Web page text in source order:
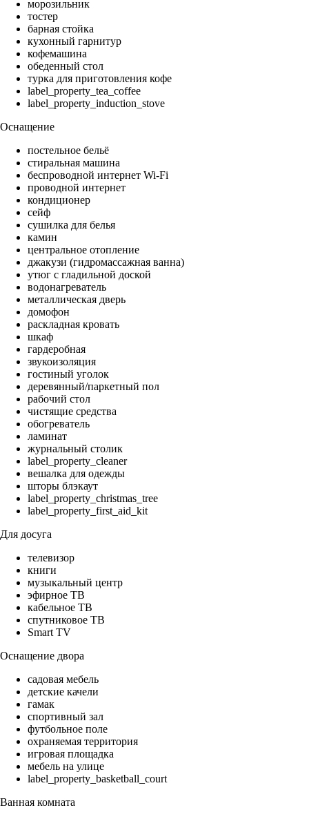
морозильник
тостер
барная стойка
кухонный гарнитур
кофемашина
обеденный стол
турка для приготовления кофе
label_property_tea_coffee
label_property_induction_stove
Оснащение
постельное бельё
стиральная машина
беспроводной интернет Wi-Fi
проводной интернет
кондиционер
сейф
сушилка для белья
камин
центральное отопление
джакузи (гидромассажная ванна)
утюг с гладильной доской
водонагреватель
металлическая дверь
домофон
раскладная кровать
шкаф
гардеробная
звукоизоляция
гостиный уголок
деревянный/паркетный пол
рабочий стол
чистящие средства
обогреватель
ламинат
журнальный столик
label_property_cleaner
вешалка для одежды
шторы блэкаут
label_property_christmas_tree
label_property_first_aid_kit
Для досуга
телевизор
книги
музыкальный центр
эфирное ТВ
кабельное ТВ
спутниковое ТВ
Smart TV
Оснащение двора
садовая мебель
детские качели
гамак
спортивный зал
футбольное поле
охраняемая территория
игровая площадка
мебель на улице
label_property_basketball_court
Ванная комната